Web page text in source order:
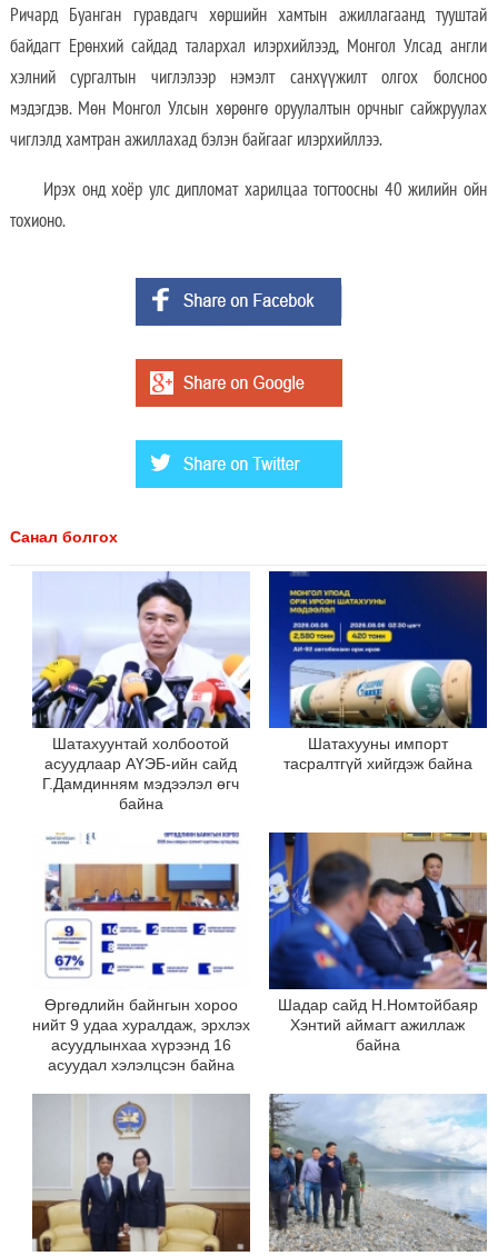
Ричард Буанган гуравдагч хөршийн хамтын ажиллагаанд тууштай
байдагт Ерөнхий сайдад талархал илэрхийлээд, Монгол Улсад англи
хэлний сургалтын чиглэлээр нэмэлт санхүүжилт олгох болсноо
мэдэгдэв. Мөн Монгол Улсын хөрөнгө оруулалтын орчныг сайжруулах
чиглэлд хамтран ажиллахад бэлэн байгааг илэрхийллээ.
Ирэх онд хоёр улс дипломат харилцаа тогтоосны 40 жилийн ойн
тохионо.
Санал болгох
Шатахуунтай холбоотой
асуудлаар АҮЭБ-ийн сайд
Г.Дамдинням мэдээлэл өгч
байна
Шатахууны импорт
тасралтгүй хийгдэж байна
Өргөдлийн байнгын хороо
нийт 9 удаа хуралдаж, эрхлэх
асуудлынхаа хүрээнд 16
асуудал хэлэлцсэн байна
Шадар сайд Н.Номтойбаяр
Хэнтий аймагт ажиллаж
байна